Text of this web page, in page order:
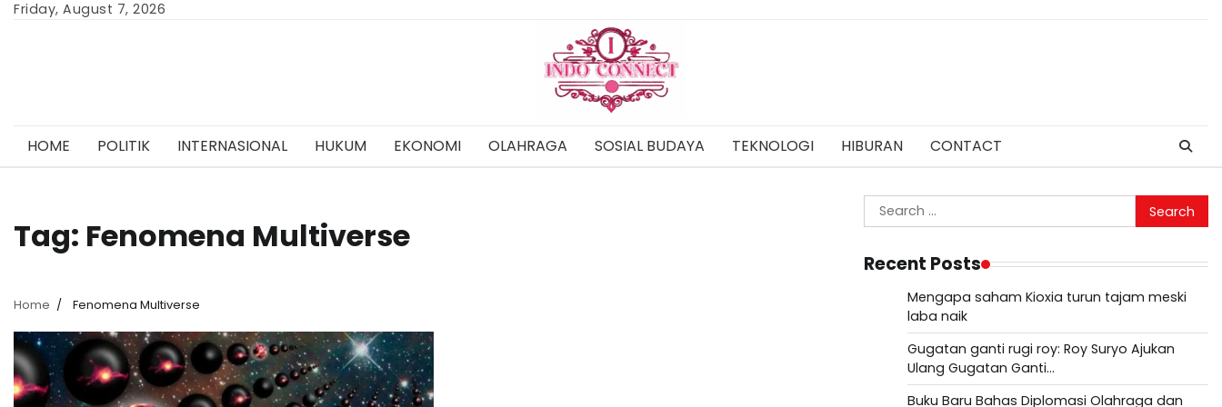
SkipFriday, August 7, 2026
HOME POLITIK INTERNASIONAL HUKUM EKONOMI OLAHRAGA SOSIAL BUDAYA TEKNOLOGI HIBURAN CONTACT
Tag: Fenomena Multiverse
Home Fenomena Multiverse
Search
for:
Recent Posts
Mengapa saham Kioxia turun tajam meski
laba naik
Gugatan ganti rugi roy: Roy Suryo Ajukan
Ulang Gugatan Ganti…
Buku Baru Bahas Diplomasi Olahraga dan